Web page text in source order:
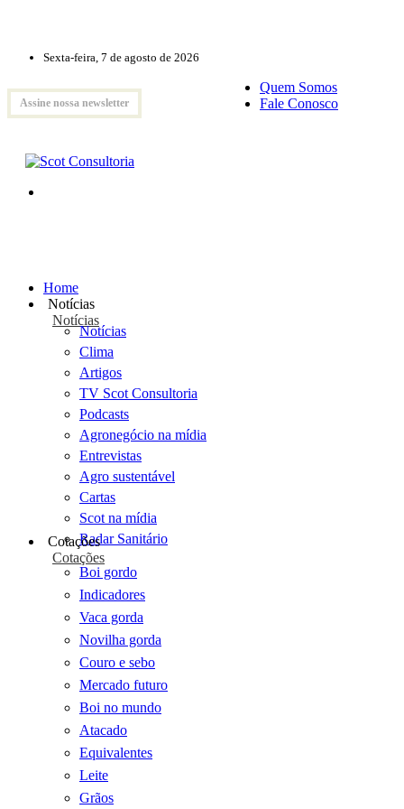
Sexta-feira, 7 de agosto de 2026
Assine nossa newsletter
Quem Somos
Fale Conosco
Home
Notícias
Notícias
Notícias
Clima
Artigos
TV Scot Consultoria
Podcasts
Agronegócio na mídia
Entrevistas
Agro sustentável
Cartas
Scot na mídia
Radar Sanitário
Cotações
Cotações
Boi gordo
Indicadores
Vaca gorda
Novilha gorda
Couro e sebo
Mercado futuro
Boi no mundo
Atacado
Equivalentes
Leite
Grãos